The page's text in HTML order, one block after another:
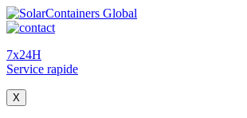
7x24H
Service rapide
X